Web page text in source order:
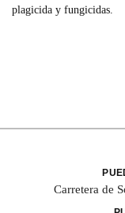
plagicida y fungicidas.
Carretera de